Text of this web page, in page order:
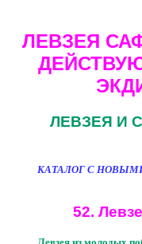
ЛЕВЗЕЯ
ЛЕВЗЕЯ И
КАТАЛОГ С
52.